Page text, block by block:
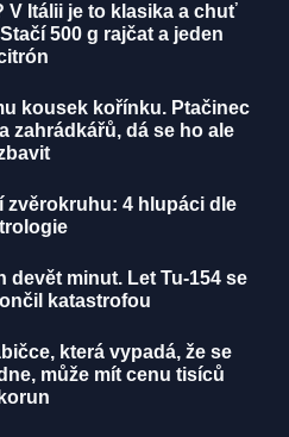
V Itálii je to klasika a chuť
500 g rajčat a jeden
kousek kořínku. Ptačinec
zahrádkářů, dá se ho ale
zvěrokruhu: 4 hlupáci dle
devět minut. Let Tu-154 se
katastrofou
která vypadá, že se
může mít cenu tisíců
korun